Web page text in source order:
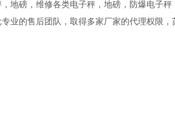
，地磅，维修各类电子秤，地磅，防爆电子
业的售后团队，取得多家厂家的代理权限，